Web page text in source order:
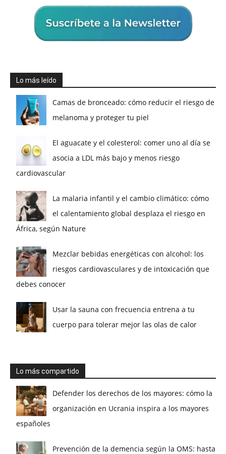
Lo más leído
Camas de bronceado: cómo reducir el riesgo de
melanoma y proteger tu piel
El aguacate y el colesterol: comer uno al día se
asocia a LDL más bajo y menos riesgo
cardiovascular
La malaria infantil y el cambio climático: cómo
el calentamiento global desplaza el riesgo en
África, según Nature
Mezclar bebidas energéticas con alcohol: los
riesgos cardiovasculares y de intoxicación que
debes conocer
Usar la sauna con frecuencia entrena a tu
cuerpo para tolerar mejor las olas de calor
Lo más compartido
Defender los derechos de los mayores: cómo la
organización en Ucrania inspira a los mayores
españoles
Prevención de la demencia según la OMS: hasta